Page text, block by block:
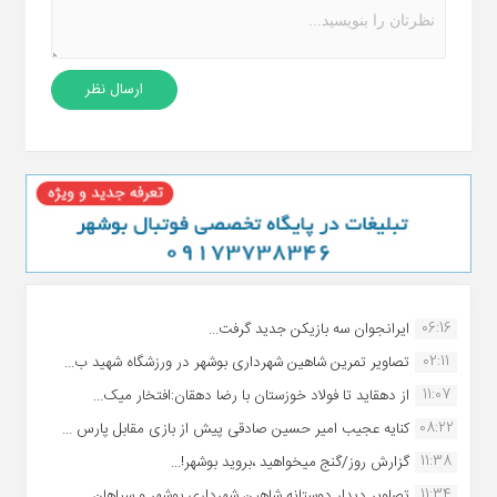
06:16 ایرانجوان سه بازیکن جدید گرفت...
02:11
تصاویر تمرین شاهین شهردارى بوشهر در ورزشگاه شهید ب...
11:07
از دهقاید تا فولاد خوزستان با رضا دهقان:افتخار میک...
08:22 کنایه عجیب امیر حسین صادقی پیش از بازی مقابل پارس ...
11:38 گزارش روز/گنج میخواهید ،بروید بوشهر!...